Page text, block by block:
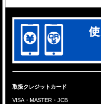
取扱クレジットカード
VISA・MASTER・JCB